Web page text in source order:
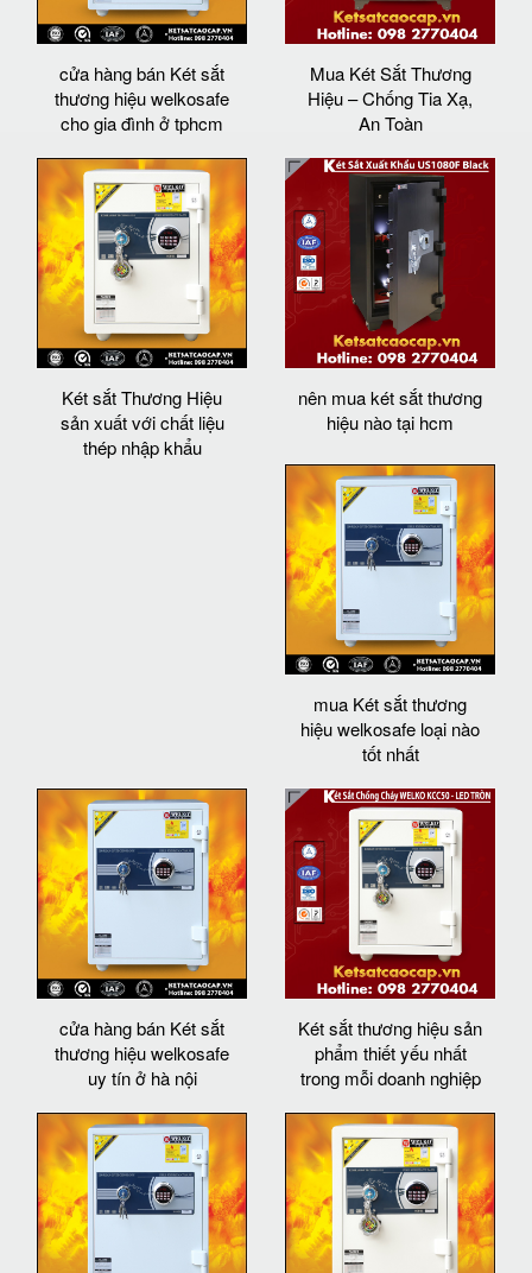
cửa hàng bán Két sắt
thương hiệu welkosafe
cho gia đình ở tphcm
Mua Két Sắt Thương
Hiệu – Chống Tia Xạ,
An Toàn
Két sắt Thương Hiệu
sản xuất với chất liệu
thép nhập khẩu
nên mua két sắt thương
hiệu nào tại hcm
mua Két sắt thương
hiệu welkosafe loại nào
tốt nhất
cửa hàng bán Két sắt
thương hiệu welkosafe
uy tín ở hà nội
Két sắt thương hiệu sản
phẩm thiết yếu nhất
trong mỗi doanh nghiệp